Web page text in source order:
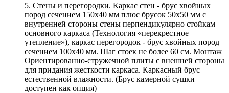
5. Стены и перегородки. Каркас стен - брус хвойных
пород сечением 150х40 мм плюс брусок 50х50 мм с
внутренней стороны стены перпендикулярно стойкам
основного каркаса (Технология «перекрестное
утепление»), каркас перегородок - брус хвойных пород
сечением 100х40 мм. Шаг стоек не более 60 см. Монтаж
Ориентированно-стружечной плиты с внешней стороны
для придания жесткости каркаса. Каркасный брус
естественной влажности. (Брус камерной сушки
доступен как опция)